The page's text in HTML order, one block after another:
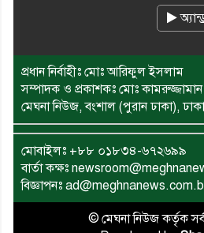
প্রধান নির্বাহীঃ মোঃ আরিফুল ইসলাম
সম্পাদক ও প্রকাশকঃ মোঃ কামরুজ্জামান
মেঘনা নিউজ, বংশাল (পুরান ঢাকা),
মোবাইলঃ +৮৮ ০১৮৩৪-৬৭২৬৯৯
বার্তা কক্ষঃ
বিজ্ঞাপনঃ
© মেঘনা নিউজ কর্তৃক